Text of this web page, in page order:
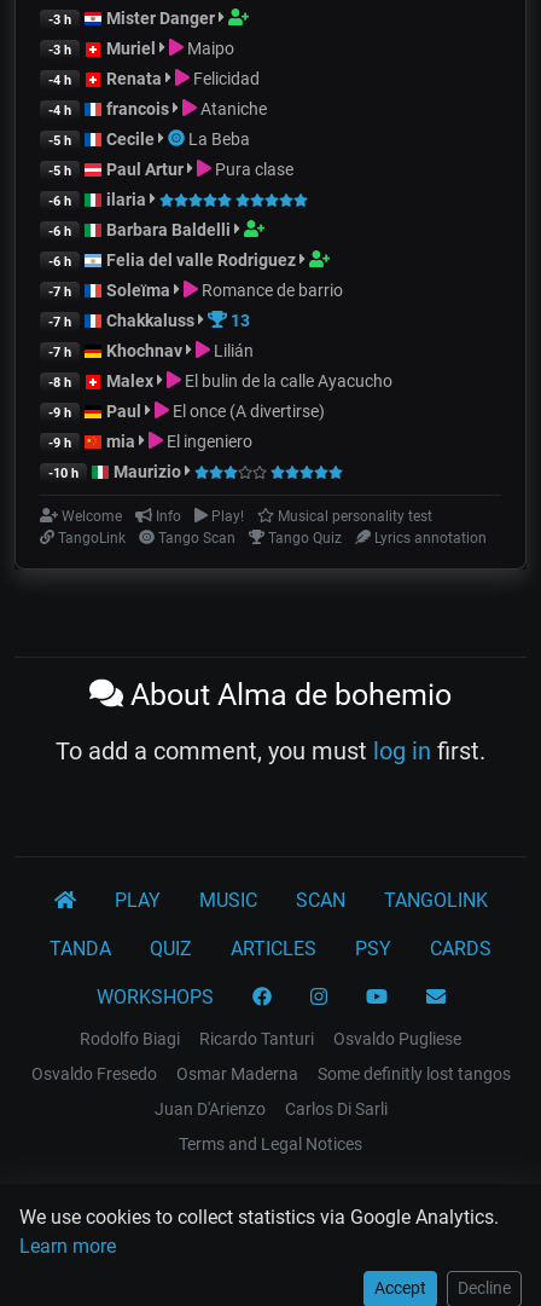
We use cookies to collect statistics via Google Analytics.
Learn more
Accept Decline
-3 h Mister Danger
-3 h Muriel Maipo
-4 h Renata Felicidad
-4 h francois Ataniche
-5 h Cecile La Beba
-5 h Paul Artur Pura clase
-6 h ilaria
-6 h Barbara Baldelli
-6 h Felia del valle Rodriguez
-7 h Soleïma Romance de barrio
-7 h Chakkaluss 13
-7 h Khochnav Lilián
-8 h Malex El bulin de la calle Ayacucho
-9 h Paul El once (A divertirse)
-9 h mia El ingeniero
-10 h Maurizio
Welcome Info Play!
Musical personality test
TangoLink
Tango Scan Tango Quiz Lyrics annotation
About Alma de bohemio
To add a comment, you must log in first.
PLAY MUSIC SCAN TANGOLINK
TANDA QUIZ ARTICLES PSY CARDS
WORKSHOPS
Rodolfo Biagi Ricardo Tanturi
Osvaldo Pugliese
Osvaldo Fresedo
Osmar Maderna
Some definitly lost tangos
Juan D'Arienzo
Carlos Di Sarli
Terms and Legal Notices
EL RECODO TANGO